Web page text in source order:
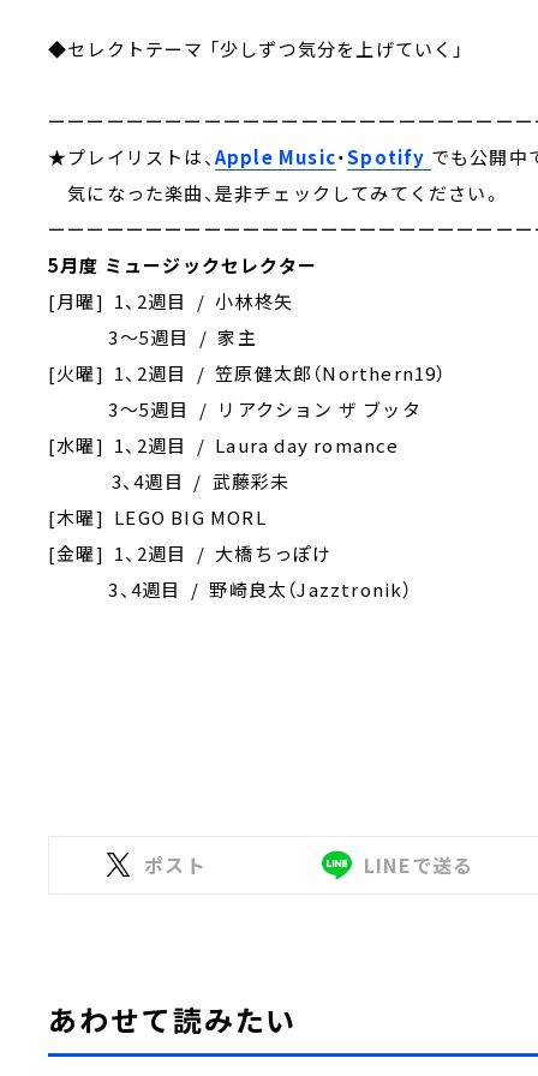
◆セレクトテーマ 「少しずつ気分を上げていく」
ーーーーーーーーーーーーーーーーーーーーーーーーー
★プレイリストは、 Apple Music・Spotify でも公開中
気になった楽曲、是非チェックしてみてください。
ーーーーーーーーーーーーーーーーーーーーーーーーー
5月度 ミュージックセレクター
[月曜] 1、2週目 / 小林柊矢
3～5週目 / 家主
[火曜] 1、2週目 / 笠原健太郎（Northern19）
3～5週目 / リアクション ザ ブッタ
[水曜] 1、2週目 / Laura day romance
3、4週目 / 武藤彩未
[木曜] LEGO BIG MORL
[金曜] 1、2週目 / 大橋ちっぽけ
3、4週目 / 野崎良太（Jazztronik）
ポスト LINEで送る
あわせて読みたい